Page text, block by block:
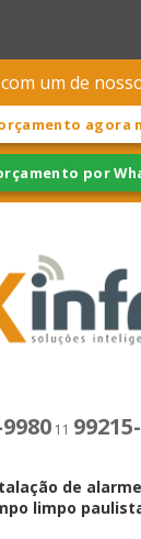
um de
agora
por
11
de
limpo